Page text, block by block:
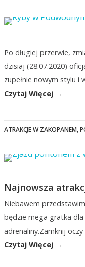
Po długiej przerwie,
dzisiaj (28.07.2020)
zupełnie nowym stylu i
Czytaj Więcej →
ATRAKCJE W ZAKOPANEM,
Najnowsza
Niebawem
będzie mega gratka
adrenaliny.Zamknij
Czytaj Więcej →